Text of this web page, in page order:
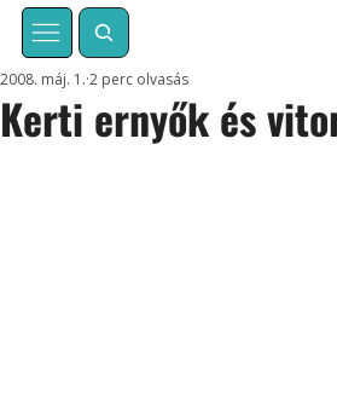
Kerti ernyők és
2008. máj. 1. 2 perc olvasás